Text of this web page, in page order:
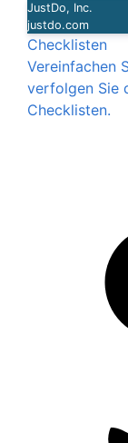
JustDo, Inc.
justdo.com
Checklisten
Vereinfachen
verfolgen Sie
Checklisten.